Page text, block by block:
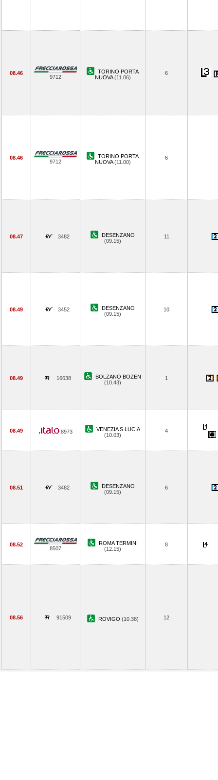
08.46
9712
TORINO PORTA
NUOVA(11.06)
6
08.46
9712
TORINO PORTA
NUOVA(11.00)
6
08.47 3482
DESENZANO
(09.15)
11
08.49 3452
DESENZANO
(09.15)
10
08.49 16638
BOLZANO BOZEN
(10.43)
1
08.49 8973
VENEZIA S.LUCIA
(10.03)
4
08.51 3482
DESENZANO
(09.15)
6
08.52
8507
ROMA TERMINI
(12.15)
8
08.56 91509 ROVIGO (10.38) 12